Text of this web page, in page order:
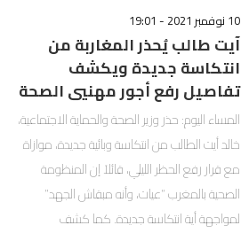
10 نوفمبر 2021 - 19:01
آيت طالب يُحذر المغاربة من
انتكاسة جديدة ويكشف
تفاصيل رفع أجور مهنيي الصحة
المساء اليوم: حذر وزير الصحة والحماية الاجتماعية،
خالد أيت الطالب من انتكاسة وبائية جديدة، موازاة
مع قرار رفع الحظر الليلي، قائلاً إن المنظومة
الصحية بالمغرب “عيات، وأنه مبقاش الجهد”
لمواجهة أية انتكاسة جديدة. كما كشف